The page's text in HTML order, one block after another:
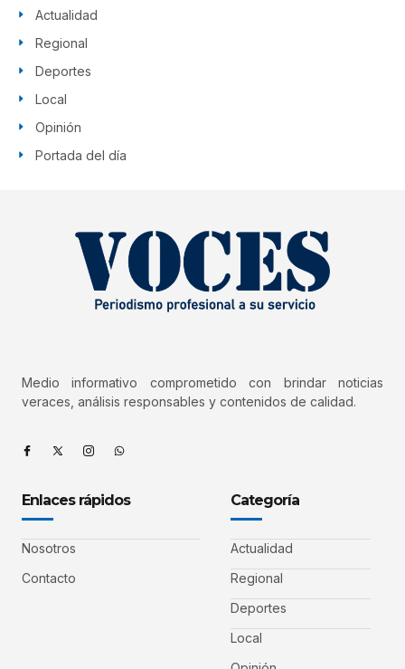
Actualidad
Regional
Deportes
Local
Opinión
Portada del día
Medio informativo comprometido con brindar noticias
veraces, análisis responsables y contenidos de calidad.
Enlaces rápidos
Nosotros
Contacto
Categoría
Actualidad
Regional
Deportes
Local